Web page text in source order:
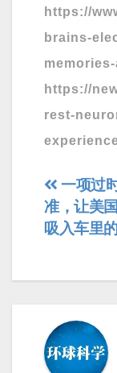
https://
brains-
https://
rest-
文
章
航
一项过
准，让美
吸入车里